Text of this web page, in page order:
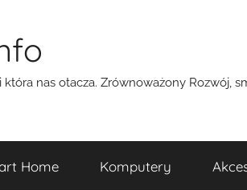
nas otacza. Zrównoważony Rozwój,
Home Komputery